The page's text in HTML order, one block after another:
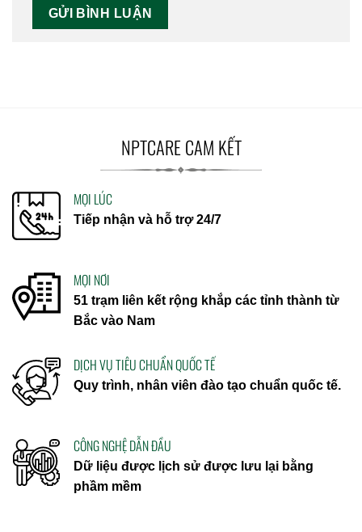
NPTCARE CAM KẾT
MỌI LÚC
Tiếp nhận và hỗ trợ 24/7
MỌI NƠI
51 trạm liên kết rộng khắp các tỉnh thành từ
Bắc vào Nam
DỊCH VỤ TIÊU CHUẨN QUỐC TẾ
Quy trình, nhân viên đào tạo chuẩn quốc tế.
CÔNG NGHỆ DẪN ĐẦU
Dữ liệu được lịch sử được lưu lại bằng
phầm mềm